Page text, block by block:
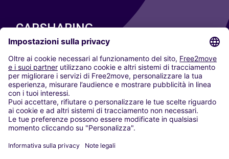
CARSHARING
LE NOSTRE CITTÀ
Paris
Madrid
Washington DC
Milano
Roma
Torino
Vienna
Berlino
Düsseldorf